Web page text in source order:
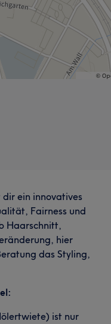
ein innovatives
Fairness und
Haarschnitt,
hier
das Styling,
ist nur